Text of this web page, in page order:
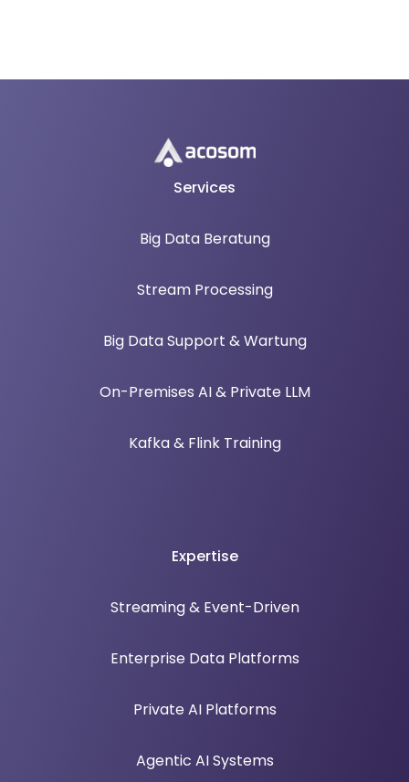
Services
Big Data Beratung
Stream Processing
Big Data Support & Wartung
On-Premises AI & Private LLM
Kafka & Flink Training
Expertise
Streaming & Event-Driven
Enterprise Data Platforms
Private AI Platforms
Agentic AI Systems